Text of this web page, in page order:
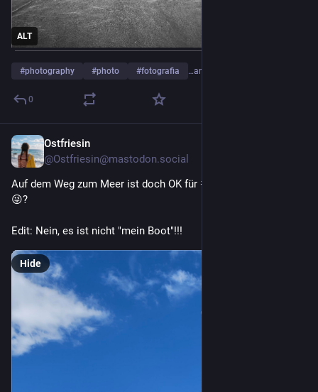
ALT
#photography #photo #fotografia …and 9 more
0
Ostfriesin
@Ostfriesin@mastodon.social
Auf dem Weg zum Meer ist doch OK für #
😜?
Edit: Nein, es ist nicht "mein Boot"!!!
Hide